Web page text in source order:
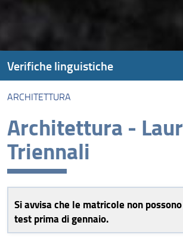
ARCHITETTURA
Architettura -
Triennali
Si avvisa che le matricole non
test prima di gennaio.
Verifiche linguistiche
Prove di conoscenza linguistica
Agraria
Architettura
Economia e Management
Giurisprudenza
Ingegneria